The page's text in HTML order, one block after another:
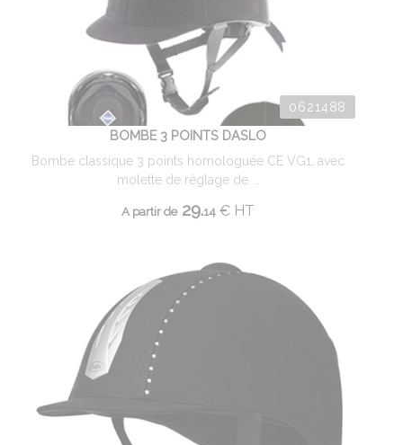
0621488
BOMBE 3 POINTS DASLO
Bombe classique 3 points homologuée CE VG1, avec
molette de réglage de ...
A partir de29.14 € HT